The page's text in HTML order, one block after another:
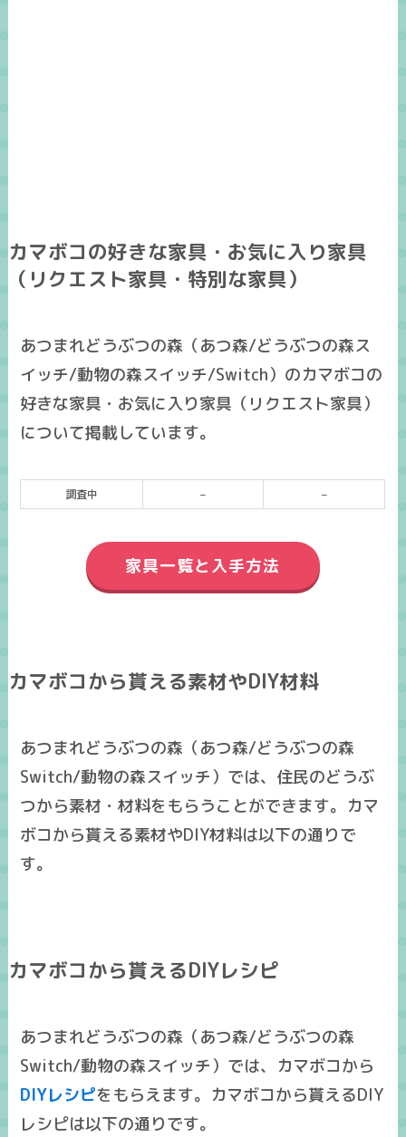
カマボコの好きな家具・お気に入り家具
（リクエスト家具・特別な家具）
あつまれどうぶつの森（あつ森/どうぶつの森ス
イッチ/動物の森スイッチ/Switch）のカマボコの
好きな家具・お気に入り家具（リクエスト家具）
について掲載しています。
調査中 – –
家具一覧と入手方法
カマボコから貰える素材やDIY材料
あつまれどうぶつの森（あつ森/どうぶつの森
Switch/動物の森スイッチ）では、住民のどうぶ
つから素材・材料をもらうことができます。カマ
ボコから貰える素材やDIY材料は以下の通りで
す。
カマボコから貰えるDIYレシピ
あつまれどうぶつの森（あつ森/どうぶつの森
Switch/動物の森スイッチ）では、カマボコから
DIYレシピをもらえます。カマボコから貰えるDIY
レシピは以下の通りです。